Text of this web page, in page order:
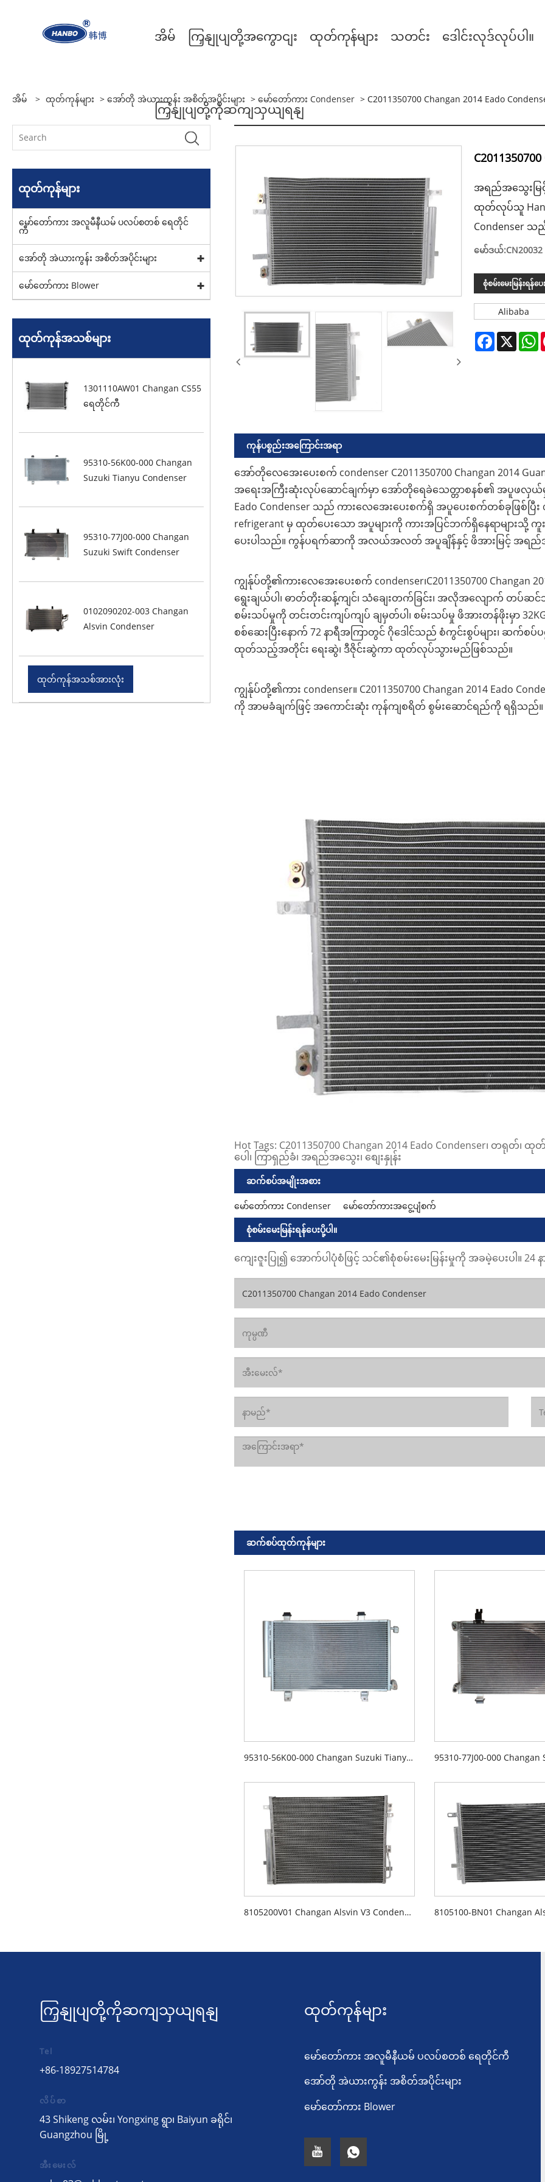
အိမ် ကြှနျုပျတို့အကွောငျး ထုတ်ကုန်များ သတင်း ဒေါင်းလုဒ်လုပ်ပါ။
ကြှနျုပျတို့ကိုဆကျသှယျရနျ
အိမ် > ထုတ်ကုန်များ > အော်တို အဲယားကွန်း အစိတ်အပိုင်းများ > မော်တော်ကား Condenser > C2011350700 Changan 2014 Eado
ထုတ်ကုန်များ
မော်တော်ကား အလူမီနီယမ် ပလပ်စတစ် ရေတိုင်
ကီ
အော်တို အဲယားကွန်း အစိတ်အပိုင်းများ
မော်တော်ကား Blower
ထုတ်ကုန်အသစ်များ
1301110AW01 Changan CS55
ရေတိုင်ကီ
95310-56K00-000 Changan
Suzuki Tianyu Condenser
95310-77J00-000 Changan
Suzuki Swift Condenser
0102090202-003 Changan
Alsvin Condenser
ထုတ်ကုန်အသစ်အားလုံး
အရည်အသွေးမြင့်
ထုတ်လုပ်သူ
Condenser
မော်ဒယ်:CN20032
စုံစမ်းမေးမြန်းရန်ပေ
Alibaba
Facebook
X
ကုန်ပစ္စည်းအကြောင်းအရာ
အော်တိုလေအေးပေးစက် condenser C2011350700 Changan 2014
အရေးအကြီးဆုံးလုပ်ဆောင်ချက်မှာ အော်တိုရေခဲသေတ္တာစနစ်၏ အပူဖလှယ်မှုကို
Eado Condenser သည် ကားလေအေးပေးစက်ရှိ အပူပေးစက်တစ်ခုဖြစ်ပြီး
refrigerant မှ ထုတ်ပေးသော အပူများကို ကားအပြင်ဘက်ရှိနေရာများသို့ ကူးပ
ပေးပါသည်။ ကွန်ပရက်ဆာကို အလယ်အလတ် အပူချိန်နှင့် ဖိအားမြင့် အရည်အဖ
ကျွန်ုပ်တို့၏ကားလေအေးပေးစက် condenser၊C2011350700 Changan
ရွေးချယ်ပါ၊ ဓာတ်တိုးဆန့်ကျင်၊ သံချေးတက်ခြင်း၊ အလိုအလျောက် တ
စမ်းသပ်မှုကို တင်းတင်းကျပ်ကျပ် ချမှတ်ပါ၊ စမ်းသပ်မှု ဖိအားတန်ဖိုးမှာ
စစ်ဆေးပြီးနောက် 72 နာရီအကြာတွင် ဂိုဒေါင်သည် စံကွင်းစွပ်များ၊ ဆက်စပ်
ထုတ်သည့်အတိုင်း ရေးဆွဲ၊ ဒီဇိုင်းဆွဲကာ ထုတ်လုပ်သွားမည်ဖြစ်သည်။
ကျွန်ုပ်တို့၏ကား condenser။ C2011350700 Changan 2014
ကို အာမခံချက်ဖြင့် အကောင်းဆုံး ကုန်ကျစရိတ် စွမ်းဆောင်ရည်ကို ရရှိသည်။
Hot Tags: C2011350700 Changan 2014 Eado Condenser၊ တရုတ်
ပေါ၊ ကြာရှည်ခံ၊ အရည်အသွေး၊ စျေးနှုန်း
ဆက်စပ်အမျိုးအစား
မော်တော်ကား Condenser မော်တော်ကားအငွေ့ပျံစက်
စုံစမ်းမေးမြန်းရန်ပေးပို့ပါ။
ကျေးဇူးပြု၍ အောက်ပါပုံစံဖြင့် သင်၏စုံစမ်းမေးမြန်းမှုကို အခမဲ့ပေးပါ။ 24
ဆက်စပ်ထုတ်ကုန်များ
95310-56K00-000 Changan Suzuki Tianyu Condenser
8105200V01 Changan Alsvin V3 Condenser
ကြှနျုပျတို့ကိုဆကျသှယျရနျ
Tel
+86-18927514784
လိပ်စာ
43 Shikeng လမ်း၊ Yongxing ရွာ၊ Baiyun ခရိုင်၊
Guangzhou မြို့
အီးမေးလ်
ထုတ်ကုန်များ
မော်တော်ကား အလူမီနီယမ် ပလပ်စတစ် ရေတိုင်ကီ
အော်တို အဲယားကွန်း အစိတ်အပိုင်းများ
မော်တော်ကား Blower